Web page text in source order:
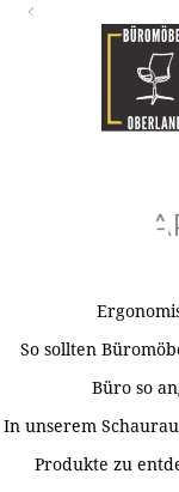
So sollten
Büro so
In unserem
Produkte zu